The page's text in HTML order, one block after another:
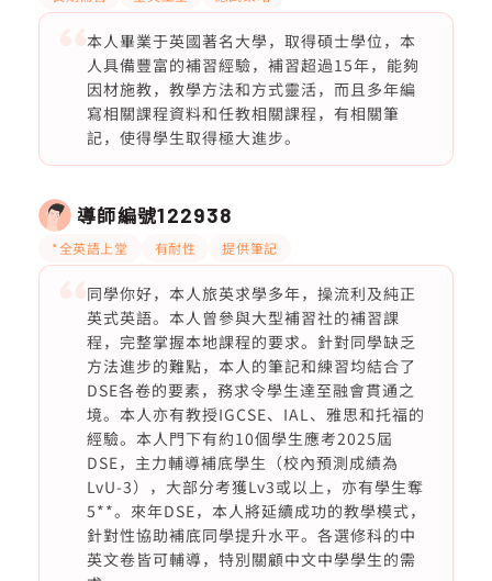
本人畢業于英國著名大學，取得碩士學位，本
人具備豐富的補習經驗，補習超過15年，能夠
因材施教，教學方法和方式靈活，而且多年編
寫相關課程資料和任教相關課程，有相關筆
記，使得學生取得極大進步。
導師編號122938
*全英語上堂 有耐性 提供筆記
同學你好，本人旅英求學多年，操流利及純正
英式英語。本人曾參與大型補習社的補習課
程，完整掌握本地課程的要求。針對同學缺乏
方法進步的難點，本人的筆記和練習均結合了
DSE各卷的要素，務求令學生達至融會貫通之
境。本人亦有教授IGCSE、IAL、雅思和托福的
經驗。本人門下有約10個學生應考2025屆
DSE，主力輔導補底學生（校內預測成績為
LvU-3），大部分考獲Lv3或以上，亦有學生奪
5**。來年DSE，本人將延續成功的教學模式，
針對性協助補底同學提升水平。各選修科的中
英文卷皆可輔導，特別關顧中文中學學生的需